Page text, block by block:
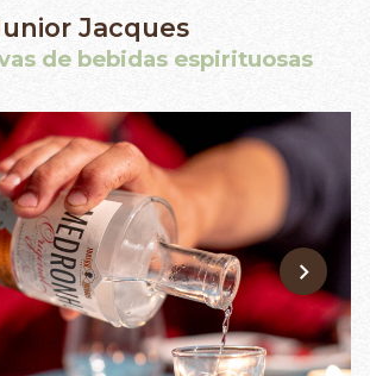
Jacques
de bebidas espirituosas